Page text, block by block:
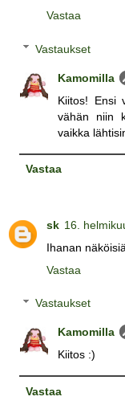
Vastaa
Vastaukset
Kamomilla
Kiitos! Ensi
vähän niin
vaikka
Vastaa
sk 16.
Ihanan
Vastaa
Vastaukset
Kamomilla
Kiitos :)
Vastaa